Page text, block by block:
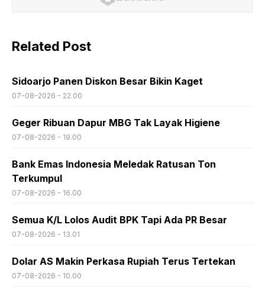
Related Post
Sidoarjo Panen Diskon Besar Bikin Kaget
07-08-2026 - 22.00
Geger Ribuan Dapur MBG Tak Layak Higiene
07-08-2026 - 19.00
Bank Emas Indonesia Meledak Ratusan Ton
Terkumpul
07-08-2026 - 16.00
Semua K/L Lolos Audit BPK Tapi Ada PR Besar
07-08-2026 - 13.01
Dolar AS Makin Perkasa Rupiah Terus Tertekan
07-08-2026 - 10.00